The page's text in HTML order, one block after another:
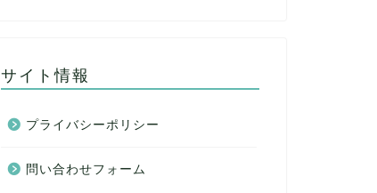
サイト情報
プライバシーポリシー
問い合わせフォーム